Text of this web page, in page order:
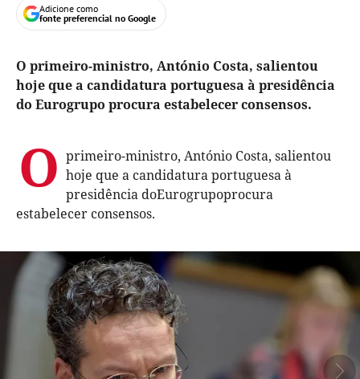
Adicione como
fonte preferencial no Google
O primeiro-ministro, António Costa, salientou
hoje que a candidatura portuguesa à presidência
do Eurogrupo procura estabelecer consensos.
O primeiro-ministro, António Costa, salientou
hoje que a candidatura portuguesa à
presidência doEurogrupoprocura
estabelecer consensos.